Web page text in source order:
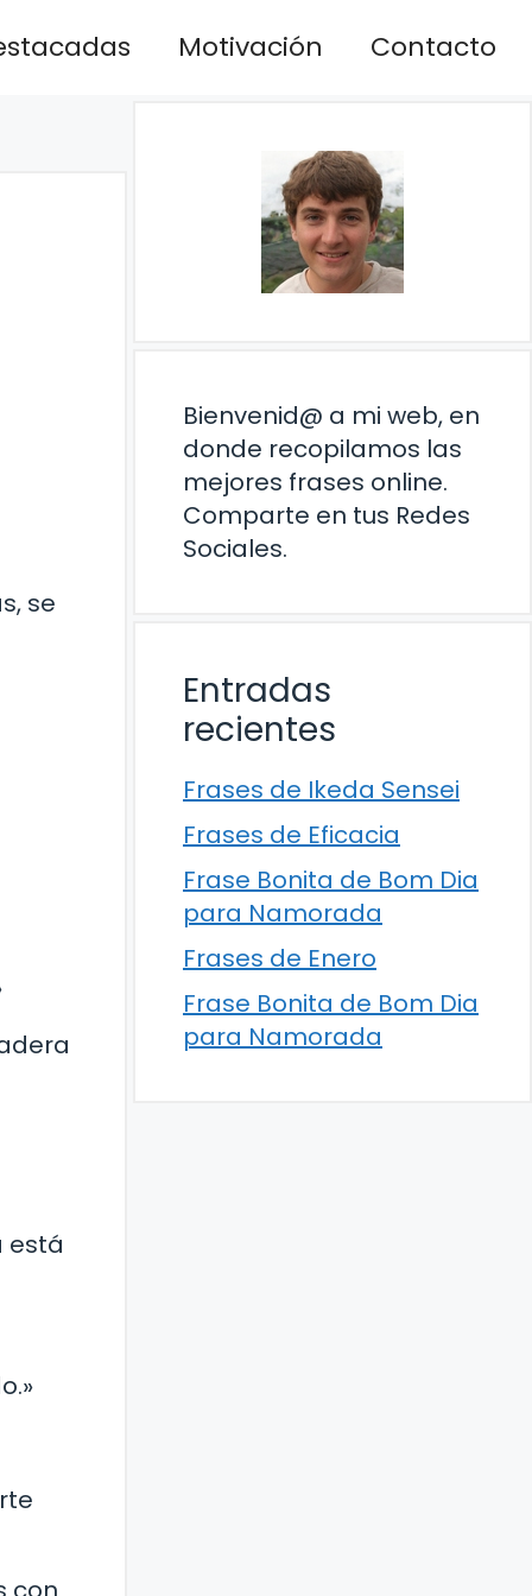
Motivación Contacto
se
está
Bienvenid@ a mi web, en
donde recopilamos las
mejores frases online.
Comparte en tus Redes
Sociales.
Entradas
recientes
Frases de Ikeda Sensei
Frases de Eficacia
Frase Bonita de Bom Dia
para Namorada
Frases de Enero
Frase Bonita de Bom Dia
para Namorada